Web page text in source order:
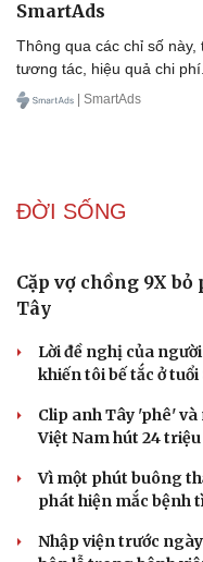
Văn hóa
Sân khấu - Điện ảnh
Thông qua các chỉ số
tương tác, hiệu quả chi phí.
| SmartAds